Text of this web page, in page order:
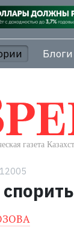
Блоги
12005